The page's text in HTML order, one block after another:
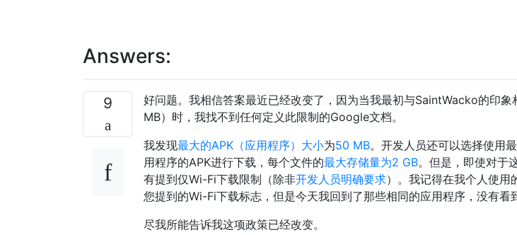
Answers:
9
好问题。我相信答案最近已经改变了，因为当我最初与SaintWacko的印
MB）时，我找不到任何定义此限制的Google文档。
我发现最大的APK（应用程序）大小为50 MB。开发人员还可以选择使用
用程序的APK进行下载，每个文件的最大存储量为2 GB。但是，即使对于
有提到仅Wi-Fi下载限制（除非开发人员明确要求）。我记得在我个人使用
您提到的Wi-Fi下载标志，但是今天我回到了那些相同的应用程序，没有看
尽我所能告诉我这项政策已经改变。